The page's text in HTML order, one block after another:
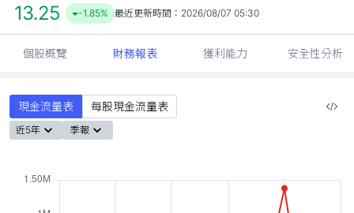
13.25 -1.85% 最近更新時間： 2026/08/07 05:30
個股概覽 財務報表 獲利能力 安全性分析
現金流量表 每股現金流量表
近5年 季報